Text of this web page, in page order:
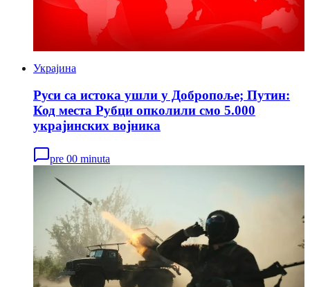
Украјина
Руси са истока ушли у Добропоље; Путин:
Код места Рубци опколили смо 5.000
украјинских војника
pre 00 minuta